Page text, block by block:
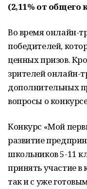
(2,11% от общего
Во время онлайн-
победителей,
ценных призов.
зрителей онлайн-
дополнительных
вопросы о
Конкурс «Мой
развитие
школьников 5-11
принять участие в
так и с уже